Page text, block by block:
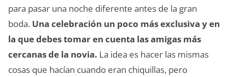
para pasar una noche diferente antes de la gran
boda. Una celebración un poco más exclusiva y en
la que debes tomar en cuenta las amigas más
cercanas de la novia. La idea es hacer las mismas
cosas que hacían cuando eran chiquillas, pero